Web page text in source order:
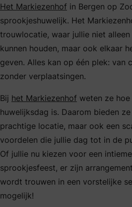
Het Markiezenhof in Bergen op
sprookjeshuwelijk. Het
trouwlocatie, waar jullie niet
kunnen houden, maar ook elkaar
geven. Alles kan op één plek: van
zonder verplaatsingen.
Bij het Markiezenhof weten ze
huwelijksdag is. Daarom bieden
prachtige locatie, maar ook een
voordelen die jullie dag tot in de
Of jullie nu kiezen voor een
sprookjesfeest, er zijn
wordt trouwen in een vorstelijke
mogelijk!